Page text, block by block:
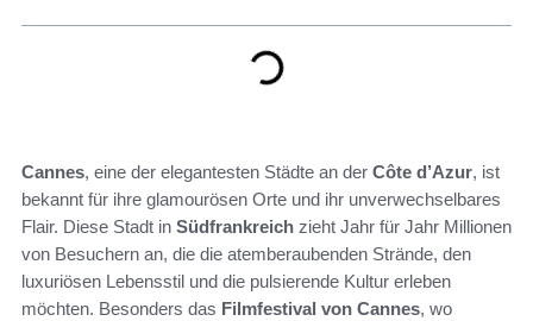
Cannes, eine der elegantesten Städte an der Côte d’Azur, ist
bekannt für ihre glamourösen Orte und ihr unverwechselbares
Flair. Diese Stadt in Südfrankreich zieht Jahr für Jahr Millionen
von Besuchern an, die die atemberaubenden Strände, den
luxuriösen Lebensstil und die pulsierende Kultur erleben
möchten. Besonders das Filmfestival von Cannes, wo